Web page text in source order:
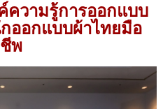
วามรู้การออกแบบ
ออกแบบผ้าไทยมือ
พ